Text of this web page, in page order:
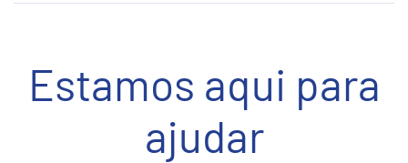
Estamos aqui para
ajudar